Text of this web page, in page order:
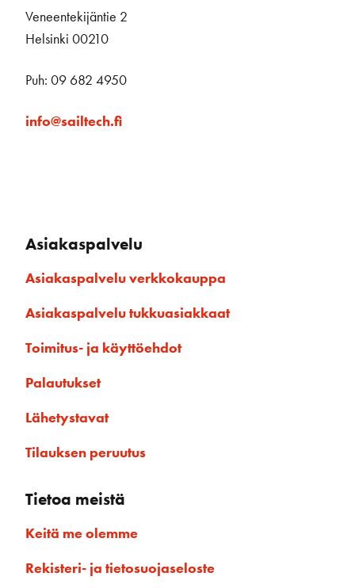
Veneentekijäntie 2
Helsinki 00210
Puh: 09 682 4950
info@sailtech.fi
Asiakaspalvelu
Asiakaspalvelu verkkokauppa
Asiakaspalvelu tukkuasiakkaat
Toimitus- ja käyttöehdot
Palautukset
Lähetystavat
Tilauksen peruutus
Tietoa meistä
Keitä me olemme
Rekisteri- ja tietosuojaseloste